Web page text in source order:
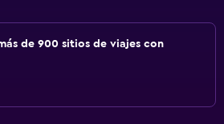
de 900 sitios de viajes con